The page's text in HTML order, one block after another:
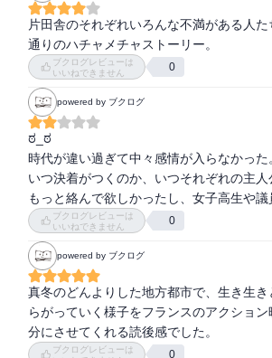
片田舎のそれぞれいろんな不満がある人
通りのハチャメチャストーリー。
ブクログレビューは
いいねできません
0
powered by ブクログ
ಠ_ಠ
時代が違い過ぎて中々感情が入らなかった
いつ決着がつくのか、いつそれぞれの主
もっと絡んで欲しかったし、女子高生や
ブクログレビューは
いいねできません
0
powered by ブクログ
真冬のどんよりした地方都市で、生き生
らがっていく様子をフランスのアクショ
分にさせてくれる読後感でした。
ブクログレビューは
0